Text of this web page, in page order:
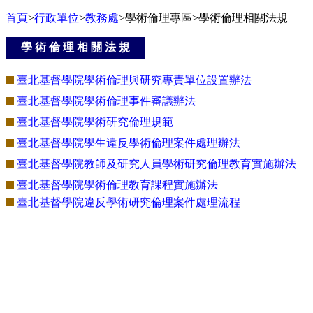
首頁>行政單位>教務處>學術倫理專區>學術倫理相關法規
學 術 倫 理 相 關 法 規
臺北基督學院學術倫理與研究專責單位設置辦法
臺北基督學院學術倫理事件審議辦法
臺北基督學院學術研究倫理規範
臺北基督學院學生違反學術倫理案件處理辦法
臺北基督學院教師及研究人員學術研究倫理教育實施辦法
臺北基督學院學術倫理教育課程實施辦法
臺北基督學院違反學術研究倫理案件處理流程